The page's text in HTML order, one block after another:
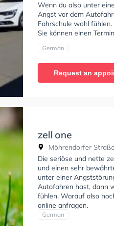
Wenn du also unter
Angst vor dem
Fahrschule wohl
Sie können einen
German
Request an
zell one
Möhrendorfer
Die seriöse und nette
und einen sehr
unter einer
Autofahren hast, dann
fühlen. Worauf also
online anfragen.
German